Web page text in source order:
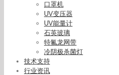
口罩机
UV变压器
UV能量计
石英玻璃
特氟龙网带
冷阴极杀菌灯
技术支持
行业资讯